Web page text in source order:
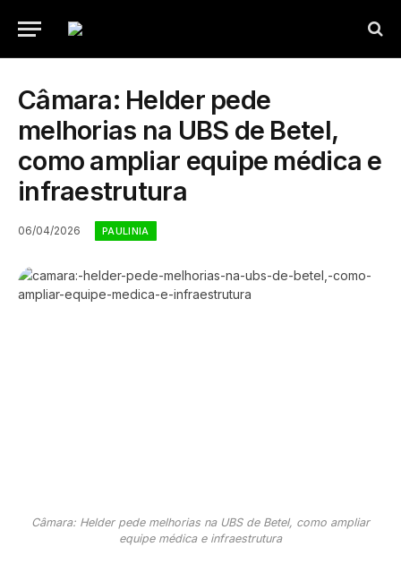
Câmara: Helder pede
melhorias na UBS de Betel,
como ampliar equipe médica e
infraestrutura
06/04/2026 PAULINIA
Câmara: Helder pede melhorias na UBS de Betel, como ampliar
equipe médica e infraestrutura